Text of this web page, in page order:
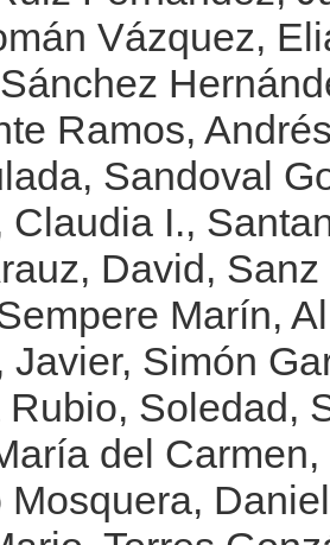
Vázquez,
Sánchez
Ramos,
, Sandoval
Claudia I.,
David, Sanz
Marín,
Javier, Simón
Soledad,
del Carmen,
Mosquera,